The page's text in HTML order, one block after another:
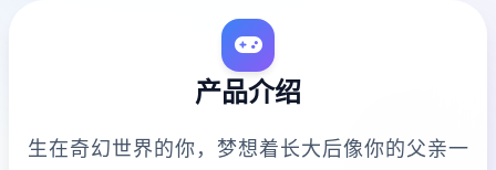
产品介绍
生在奇幻世界的你，梦想着长大后像你的父亲一